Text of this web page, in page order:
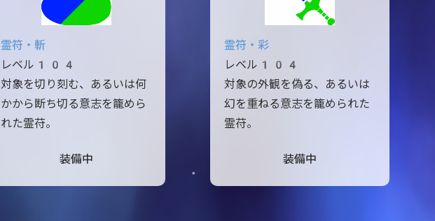
霊符・斬
レベル104
対象を切り刻む、あるいは何
かから断ち切る意志を籠めら
れた霊苻。
装備中
霊符・彩
レベル104
対象の外観を偽る、あるいは
幻を重ねる意志を籠められた
霊苻。
装備中